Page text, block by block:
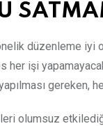
düzenleme
her işi
gereken,
olumsuz